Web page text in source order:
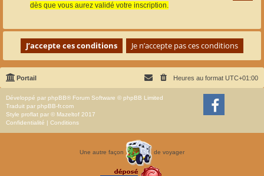
dès que vous aurez validé votre inscription.
Portail Heures au format UTC+01:00
Développé par phpBB® Forum Software © phpBB Limited
Traduit par phpBB-fr.com
Style proflat par © Mazeltof 2017
Confidentialité | Conditions
Une autre façon de voyager